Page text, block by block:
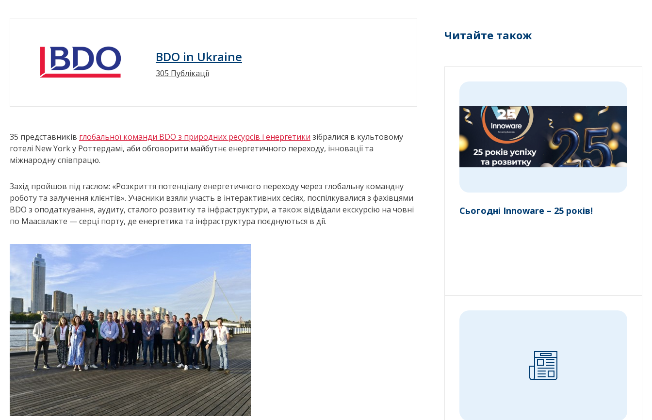
BDO in Ukraine
305 Публікації
35 представників глобальної команди BDO з природних ресурсів і енергетики зібралися в культовому
готелі New York у Роттердамі, аби обговорити майбутнє енергетичного переходу, інновації та
міжнародну співпрацю.
Захід пройшов під гаслом: «Розкриття потенціалу енергетичного переходу через глобальну командну
роботу та залучення клієнтів». Учасники взяли участь в інтерактивних сесіях, поспілкувалися з фахівцями
BDO з оподаткування, аудиту, сталого розвитку та інфраструктури, а також відвідали екскурсію на човні
по Маасвлакте — серці порту, де енергетика та інфраструктура поєднуються в дії.
Читайте також
Сьогодні Innoware – 25 років!